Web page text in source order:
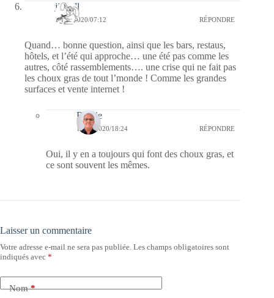
jill bill
17/05/2020/07:12 RÉPONDRE
Quand… bonne question, ainsi que les bars, restaus,
hôtels, et l’été qui approche… une été pas comme les
autres, côté rassemblements…. une crise qui ne fait pas
les choux gras de tout l’monde ! Comme les grandes
surfaces et vente internet !
Bernie
17/05/2020/18:24 RÉPONDRE
Oui, il y en a toujours qui font des choux gras, et
ce sont souvent les mêmes.
Laisser un commentaire
Votre adresse e-mail ne sera pas publiée. Les champs obligatoires sont
indiqués avec *
Nom*